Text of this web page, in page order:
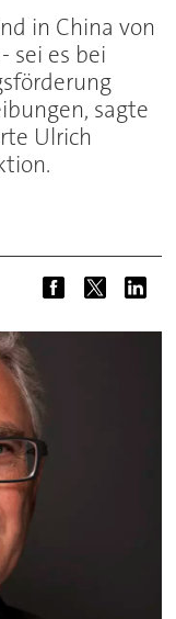
in China von
sei es bei
sagte
Ulrich